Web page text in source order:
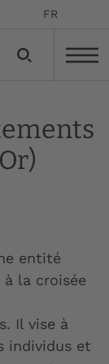
FR
entité
à la croisée
Il vise à
individus et